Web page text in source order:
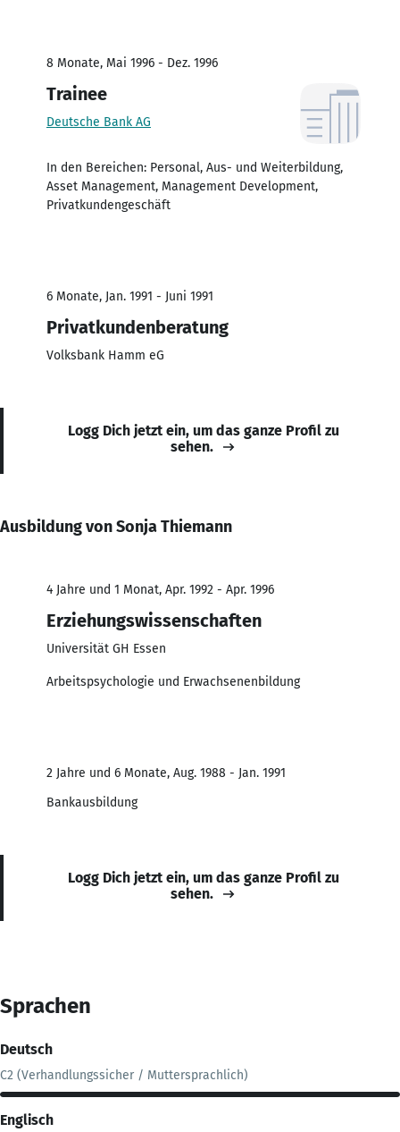
8 Monate, Mai 1996 - Dez. 1996
Trainee
Deutsche Bank AG
In den Bereichen: Personal, Aus- und Weiterbildung,
Asset Management, Management Development,
Privatkundengeschäft
6 Monate, Jan. 1991 - Juni 1991
Privatkundenberatung
Volksbank Hamm eG
Logg Dich jetzt ein, um das ganze Profil zu
sehen.
Ausbildung von Sonja Thiemann
4 Jahre und 1 Monat, Apr. 1992 - Apr. 1996
Erziehungswissenschaften
Universität GH Essen
Arbeitspsychologie und Erwachsenenbildung
2 Jahre und 6 Monate, Aug. 1988 - Jan. 1991
Bankausbildung
Logg Dich jetzt ein, um das ganze Profil zu
sehen.
Sprachen
Deutsch
C2 (Verhandlungssicher / Muttersprachlich)
Englisch